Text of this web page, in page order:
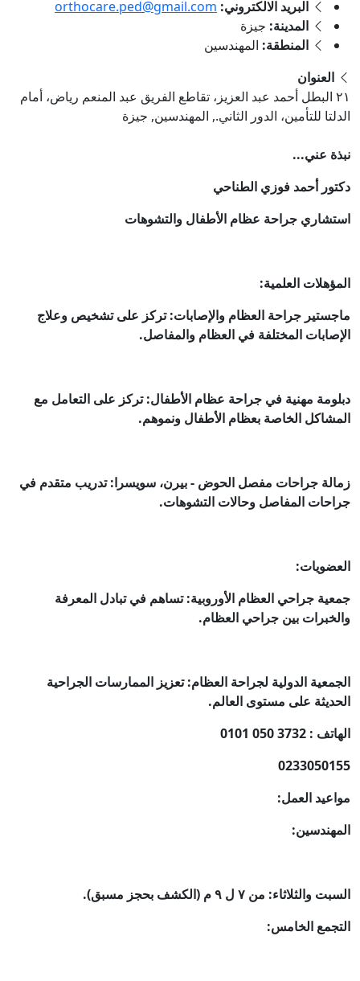
البريد الالكتروني: orthocare.ped@gmail.com
المدينة: جيزة
المنطقة: المهندسين
العنوان
٢١ البطل أحمد عبد العزيز، تقاطع الفريق عبد المنعم رياض، أمام
الدلتا للتأمين، الدور الثاني., المهندسين, جيزة
نبذة عني...
دكتور أحمد فوزي الطناحي
استشاري جراحة عظام الأطفال والتشوهات
المؤهلات العلمية:
ماجستير جراحة العظام والإصابات: تركز على تشخيص وعلاج
الإصابات المختلفة في العظام والمفاصل.
دبلومة مهنية في جراحة عظام الأطفال: تركز على التعامل مع
المشاكل الخاصة بعظام الأطفال ونموهم.
زمالة جراحات مفصل الحوض - بيرن، سويسرا: تدريب متقدم في
جراحات المفاصل وحالات التشوهات.
العضويات:
جمعية جراحي العظام الأوروبية: تساهم في تبادل المعرفة
والخبرات بين جراحي العظام.
الجمعية الدولية لجراحة العظام: تعزيز الممارسات الجراحية
الحديثة على مستوى العالم.
الهاتف : ‎0101 050 3732
0233050155
مواعيد العمل:
المهندسين:
السبت والثلاثاء: من ٧ ل ٩ م (الكشف بحجز مسبق).
التجمع الخامس: